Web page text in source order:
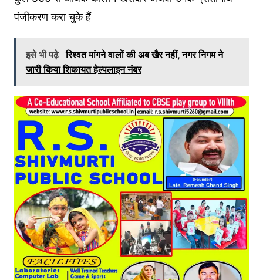
पंजीकरण करा चुके हैं
इसे भी पढ़े रिश्वत मांगने वालों की अब खैर नहीं, नगर निगम ने
जारी किया शिकायत हेल्पलाइन नंबर